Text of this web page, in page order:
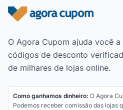
Rodapé do site
O Agora Cupom ajuda você
códigos de desconto
de milhares de lojas online.
Como ganhamos dinheiro: O Agora
Podemos receber comissão das lojas